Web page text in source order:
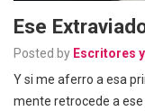
Ese
Posted by Escritores
Y si me aferro a esa
mente retrocede a